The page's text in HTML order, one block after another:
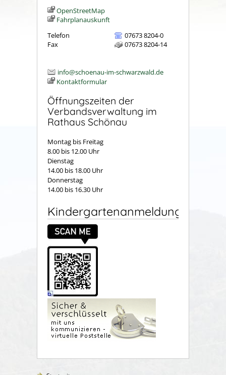
OpenStreetMap
Fahrplanauskunft
Telefon
07673 8204-0
Fax
07673 8204-14
info@schoenau-im-schwarzwald.de
Kontaktformular
Öffnungszeiten der
Verbandsverwaltung im
Rathaus Schönau
Montag bis Freitag
8.00 bis 12.00 Uhr
Dienstag
14.00 bis 18.00 Uhr
Donnerstag
14.00 bis 16.30 Uhr
Kindergartenanmeldung